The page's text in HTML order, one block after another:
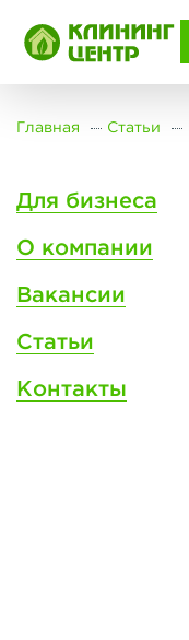
Главная Статьи
Для бизнеса
О компании
Вакансии
Статьи
Контакты